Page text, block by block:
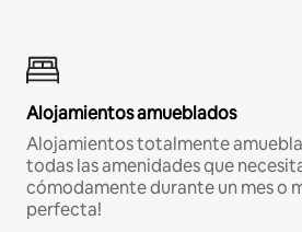
Alojamientos amueblados
Alojamientos totalmente
todas las amenidades que
cómodamente durante un mes o
perfecta!